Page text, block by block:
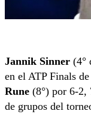
Jannik Sinner (4°
en el ATP Finals
Rune (8°) por 6-2,
de grupos del